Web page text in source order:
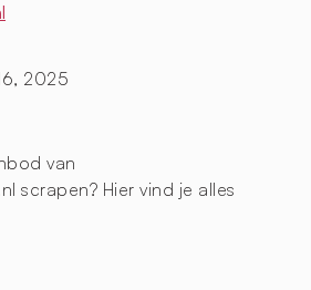
2025
van
scrapen? Hier vind je alles